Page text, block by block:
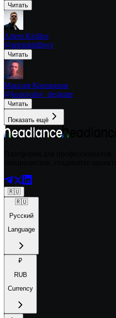
Читать
Artem Kirillov
@artemkirillovv
Читать
Максим Коновалов
@konovalov_designer
Читать
Показать ещё
🇷🇺
🇷🇺
Русский
Language
₽
RUB
Currency